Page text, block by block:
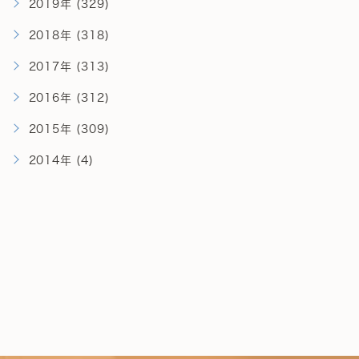
2019年 (329)
2018年 (318)
2017年 (313)
2016年 (312)
2015年 (309)
2014年 (4)